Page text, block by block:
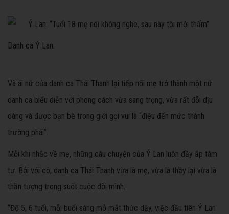
Danh ca Ý Lan.
Và ái nữ của danh ca Thái Thanh lại tiếp nối mẹ trở thành một nữ
danh ca biểu diễn với phong cách vừa sang trọng, vừa rất đỗi dịu
dàng và được bạn bè trong giới gọi vui là “điệu đến mức thành
trường phái”.
Mỗi khi nhắc về mẹ, những câu chuyện của Ý Lan luôn đầy ắp tâm
tư. Bởi với cô, danh ca Thái Thanh vừa là mẹ, vừa là thầy lại vừa là
thần tượng trong suốt cuộc đời mình.
“Độ 5, 6 tuổi, mỗi buổi sáng mở mắt thức dậy, việc đầu tiên Ý Lan